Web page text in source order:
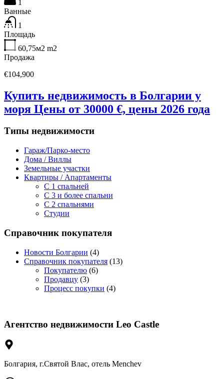
1
Ванные
1
Площадь
60,75м2 m2
Продажа
€104,900
Купить недвижимость в Болгарии у
моря Цены от 30000 €, цены 2026 года
Типы недвижимости
Гараж/Парко-место
Дома / Виллы
Земельные участки
Квартиры / Апартаменты
C 1 спальней
C 3 и более спальни
С 2 спальнями
Студии
Справочник покупателя
Новости Болгарии (4)
Справочник покупателя (13)
Покупателю (6)
Продавцу (3)
Процесс покупки (4)
Агентство недвижимости Leo Castle
Болгария, г.Святой Влас, отель Menchev